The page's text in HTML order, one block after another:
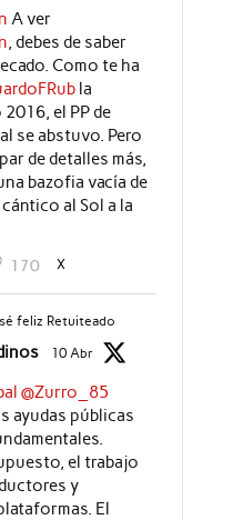
A ver
, debes de saber
Como te ha
la
el PP de
se abstuvo. Pero
de detalles más,
bazofia vacía de
al Sol a la
170 X
feliz Retuiteado
10 Abr
@Zurro_85
ayudas públicas
el trabajo
y
El